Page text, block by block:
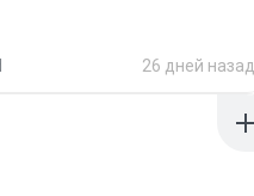
26 дней назад